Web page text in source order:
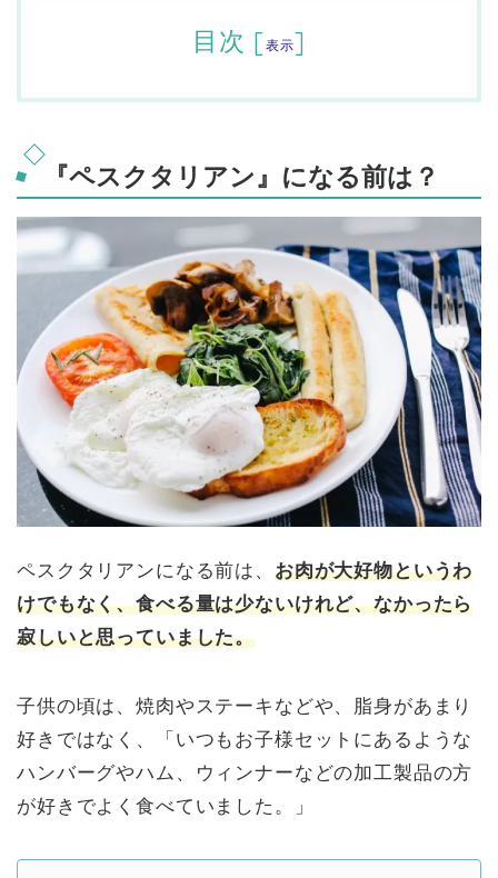
目次 [表示]
『ペスクタリアン』になる前は？
ペスクタリアンになる前は、 お肉が大好物というわ
けでもなく、食べる量は少ないけれど、なかったら
寂しいと思っていました。
子供の頃は、焼肉やステーキなどや、脂身があまり
好きではなく、「いつもお子様セットにあるような
ハンバーグやハム、ウィンナーなどの加工製品の方
が好きでよく食べていました。」